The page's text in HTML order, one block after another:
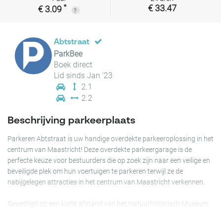
€ 3.09 * € 33.47
Abtstraat
ParkBee
Boek direct
Lid sinds Jan '23
2.1
2.2
Beschrijving parkeerplaats
Parkeren Abtstraat is uw handige overdekte parkeeroplossing in het
centrum van Maastricht! Deze overdekte parkeergarage is de
perfecte keuze voor bestuurders die op zoek zijn naar een veilige en
beveiligde plek om hun voertuigen te parkeren terwijl ze de
nabijgelegen attracties in het centrum van Maastricht verkennen.
Gevestigd op een korte afstand van het Natuurhistorisch Museum